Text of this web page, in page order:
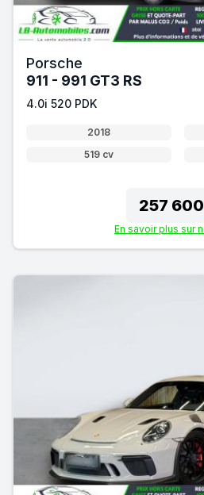
Porsche
911 - 991 GT3 RS
4.0i 520 PDK
2018
519 cv
257
En savoir plus sur